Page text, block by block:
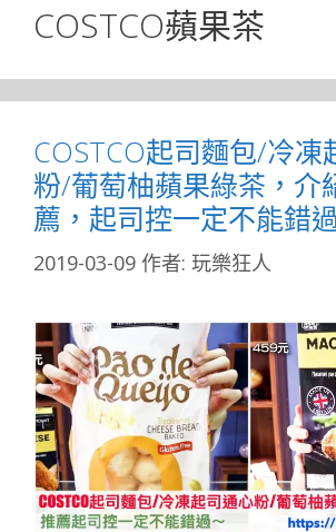
COSTCO蘋果茶
COSTCO起司麵包/冷凍
粉/葡萄柚蘋果綠茶，介
薦，起司控一定不能錯
2019-03-09 作者: 玩樂狂人